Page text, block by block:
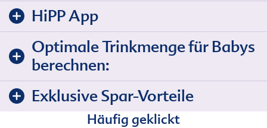
HiPP App
Optimale Trinkmenge für Babys
berechnen:
Exklusive Spar-Vorteile
Häufig geklickt